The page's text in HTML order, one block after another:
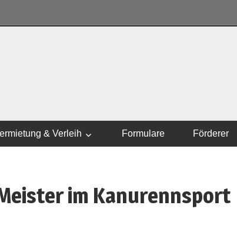
& Verleih Formulare Förderer
im Kanurennsport